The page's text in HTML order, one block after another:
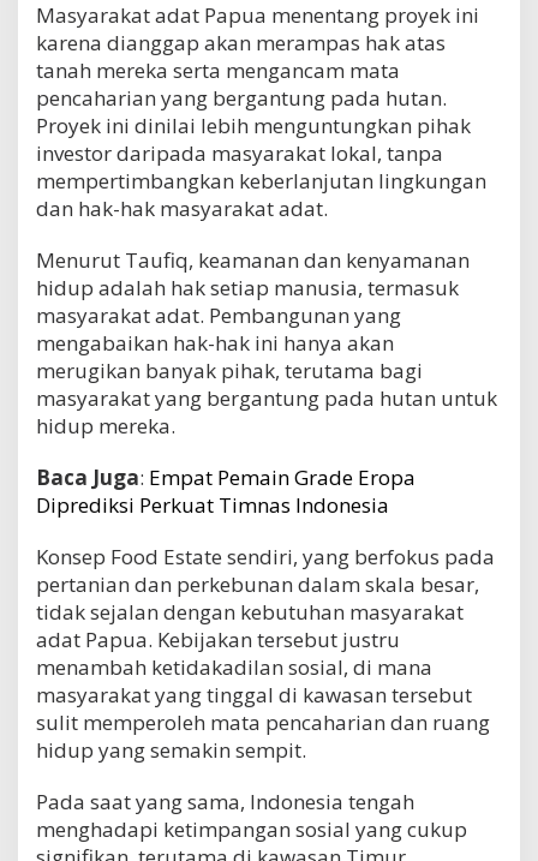
Masyarakat adat Papua menentang proyek ini
karena dianggap akan merampas hak atas
tanah mereka serta mengancam mata
pencaharian yang bergantung pada hutan.
Proyek ini dinilai lebih menguntungkan pihak
investor daripada masyarakat lokal, tanpa
mempertimbangkan keberlanjutan lingkungan
dan hak-hak masyarakat adat.
Menurut Taufiq, keamanan dan kenyamanan
hidup adalah hak setiap manusia, termasuk
masyarakat adat. Pembangunan yang
mengabaikan hak-hak ini hanya akan
merugikan banyak pihak, terutama bagi
masyarakat yang bergantung pada hutan untuk
hidup mereka.
Baca Juga: Empat Pemain Grade Eropa
Diprediksi Perkuat Timnas Indonesia
Konsep Food Estate sendiri, yang berfokus pada
pertanian dan perkebunan dalam skala besar,
tidak sejalan dengan kebutuhan masyarakat
adat Papua. Kebijakan tersebut justru
menambah ketidakadilan sosial, di mana
masyarakat yang tinggal di kawasan tersebut
sulit memperoleh mata pencaharian dan ruang
hidup yang semakin sempit.
Pada saat yang sama, Indonesia tengah
menghadapi ketimpangan sosial yang cukup